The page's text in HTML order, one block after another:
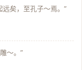
远矣，至孔子～焉。”
～。”